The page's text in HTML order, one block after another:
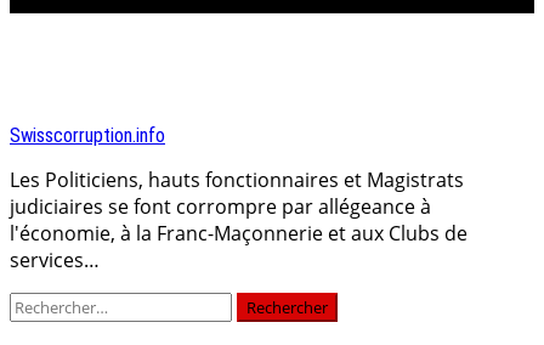
Swisscorruption.info
Les Politiciens, hauts fonctionnaires et Magistrats
judiciaires se font corrompre par allégeance à
l'économie, à la Franc-Maçonnerie et aux Clubs de
services…
Rechercher :